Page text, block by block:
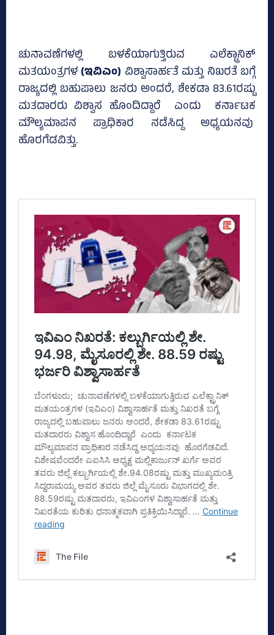
ಚುನಾವಣೆಗಳಲ್ಲಿ ಬಳಕೆಯಾಗುತ್ತಿರುವ ಎಲೆಕ್ಟ್ರಾನಿಕ್
ಮತಯಂತ್ರಗಳ (ಇವಿಎಂ) ವಿಶ್ವಾಸಾರ್ಹತೆ ಮತ್ತು ನಿಖರತೆ ಬಗ್ಗೆ
ರಾಜ್ಯದಲ್ಲಿ ಬಹುಪಾಲು ಜನರು ಅಂದರೆ, ಶೇಕಡಾ 83.61ರಷ್ಟು
ಮತದಾರರು ವಿಶ್ವಾಸ ಹೊಂದಿದ್ದಾರೆ ಎಂದು ಕರ್ನಾಟಕ
ಮೌಲ್ಯಮಾಪನ ಪ್ರಾಧಿಕಾರ ನಡೆಸಿದ್ದ ಅಧ್ಯಯನವು
ಹೊರಗೆಡವಿತ್ತು.